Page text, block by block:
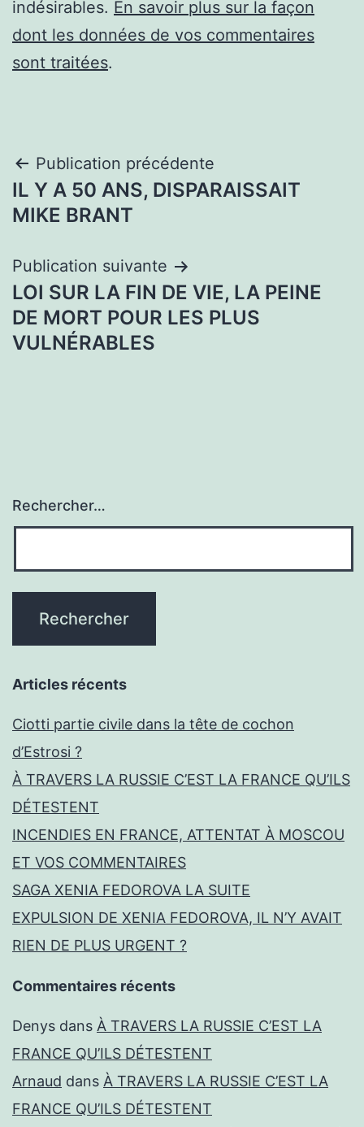
indésirables. En savoir plus sur la façon
dont les données de vos commentaires
sont traitées.
Navigation
de
Publication précédente
IL Y A 50 ANS, DISPARAISSAIT
MIKE BRANT
Publication suivante
LOI SUR LA FIN DE VIE, LA PEINE
DE MORT POUR LES PLUS
VULNÉRABLES
Rechercher…
Articles récents
Ciotti partie civile dans la tête de cochon
d’Estrosi ?
À TRAVERS LA RUSSIE C’EST LA FRANCE QU’ILS
DÉTESTENT
INCENDIES EN FRANCE, ATTENTAT À MOSCOU
ET VOS COMMENTAIRES
SAGA XENIA FEDOROVA LA SUITE
EXPULSION DE XENIA FEDOROVA, IL N’Y AVAIT
RIEN DE PLUS URGENT ?
Commentaires récents
Denys dans À TRAVERS LA RUSSIE C’EST LA
FRANCE QU’ILS DÉTESTENT
Arnaud dans À TRAVERS LA RUSSIE C’EST LA
FRANCE QU’ILS DÉTESTENT